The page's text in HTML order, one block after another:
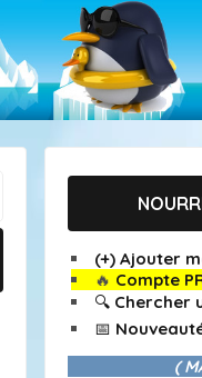
(+) Ajouter
🔥 Compte
🔍 Chercher
📅
(